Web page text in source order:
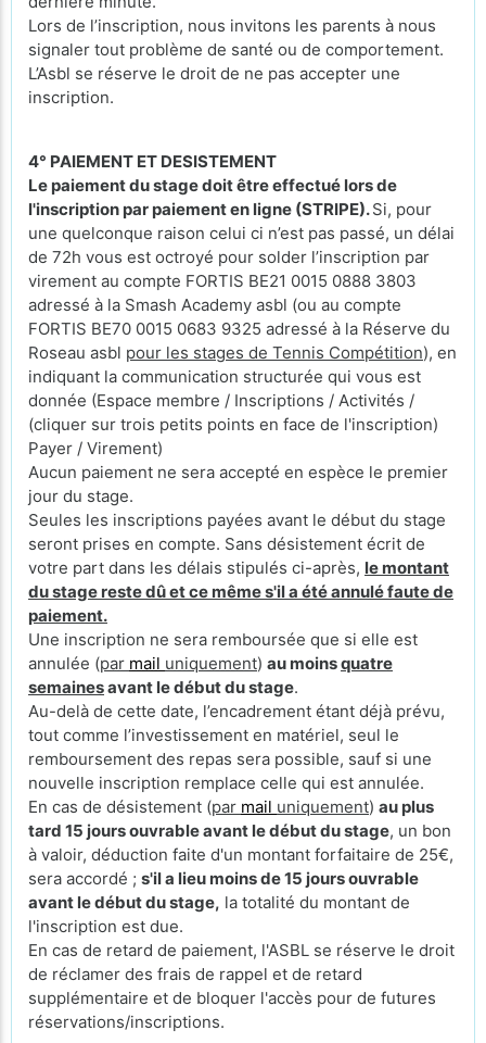
Lors de l’inscription, nous invitons les parents à nous
signaler tout problème de santé ou de comportement.
L’Asbl se réserve le droit de ne pas accepter une
inscription.
4° PAIEMENT ET DESISTEMENT
Le paiement du stage doit être effectué lors de
l'inscription par paiement en ligne (STRIPE).Si, pour
une quelconque raison celui ci n’est pas passé, un délai
de 72h vous est octroyé pour solder l’inscription par
virement au compte FORTIS BE21 0015 0888 3803
adressé à la Smash Academy asbl (ou au compte
FORTIS BE70 0015 0683 9325 adressé à la Réserve du
Roseau asbl pour les stages de Tennis Compétition), en
indiquant la communication structurée qui vous est
donnée (Espace membre / Inscriptions / Activités /
(cliquer sur trois petits points en face de l'inscription)
Payer / Virement)
Aucun paiement ne sera accepté en espèce le premier
jour du stage.
Seules les inscriptions payées avant le début du stage
seront prises en compte. Sans désistement écrit de
votre part dans les délais stipulés ci-après, le montant
du stage reste dû et ce même s'il a été annulé faute de
paiement.
Une inscription ne sera remboursée que si elle est
annulée (par mail uniquement) au moinsquatre
semainesavant le début du stage.
Au-delà de cette date, l’encadrement étant déjà prévu,
tout comme l’investissement en matériel, seul le
remboursement des repas sera possible, sauf si une
nouvelle inscription remplace celle qui est annulée.
En cas de désistement (par mail uniquement) au plus
tard 15 jours ouvrable avant le début du stage, un bon
à valoir, déduction faite d'un montant forfaitaire de 25€,
sera accordé ; s'il a lieu moins de 15 jours ouvrable
avant le début du stage, la totalité du montant de
l'inscription est due.
En cas de retard de paiement, l'ASBL se réserve le droit
de réclamer des frais de rappel et de retard
supplémentaire et de bloquer l'accès pour de futures
réservations/inscriptions.